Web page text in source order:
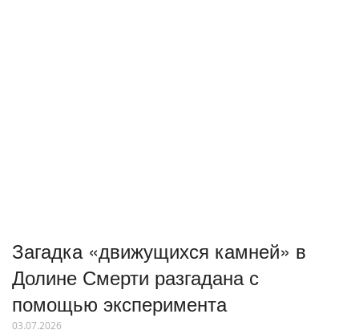
Загадка «движущихся камней» в
Долине Смерти разгадана с
помощью эксперимента
03.07.2026